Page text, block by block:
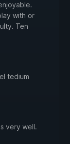
with or
Ten
tedium
very well.